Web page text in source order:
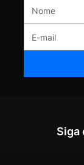
Siga